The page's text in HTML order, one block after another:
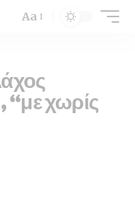
Aa
“με χωρίς